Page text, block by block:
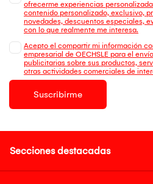
ofrecerme experiencias
contenido personalizado, exclusivo,
novedades, descuentos especiales,
con lo que realmente me interesa.
Acepto el compartir mi información
empresarial de OECHSLE para el
publicitarias sobre sus productos,
otras actividades comerciales de
Suscribirme
Secciones destacadas